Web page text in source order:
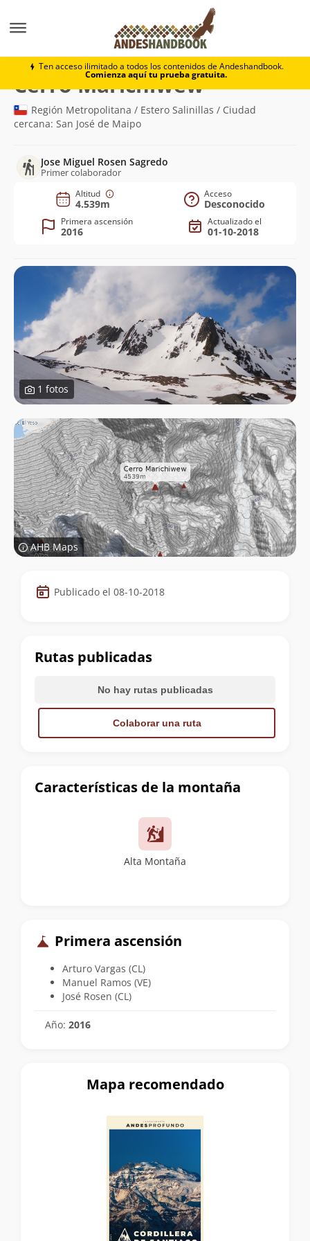
Ten acceso ilimitado a todos los contenidos de Andeshandbook.
Comienza aquí tu prueba gratuita.
Cerro Marichiwew
Cerro Marichiwew(4.539m)
Región Metropolitana / Estero Salinillas / Ciudad
cercana: San José de Maipo
Jose Miguel Rosen Sagredo
Primer colaborador
Altitud
4.539m
Acceso
Desconocido
Primera ascensión
2016
Actualizado el
01-10-2018
1 fotos
AHB Maps
Datos
de
cumbre
Publicado el 08-10-2018
Características de la montaña
Alta Montaña
Primera ascensión
Arturo Vargas (CL)
Manuel Ramos (VE)
José Rosen (CL)
Año: 2016
Rutas publicadas
No hay rutas publicadas
Colaborar una ruta
Mapa recomendado